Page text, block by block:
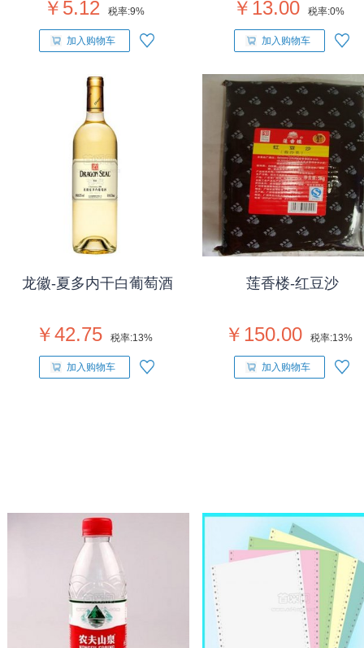
￥5.12 税率:9%
加入购物车
￥13.00 税率:0%
加入购物车
龙徽-夏多内干白葡萄酒
￥42.75 税率:13%
加入购物车
莲香楼-红豆沙
￥150.00 税率:13%
加入购物车